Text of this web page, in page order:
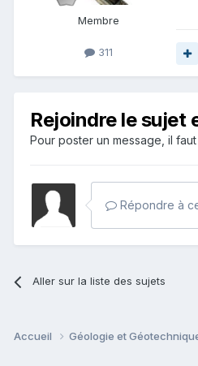
Membre
311
Rejoindre le sujet
Pour poster un message, il
Répondre à
Aller sur la liste des sujets
Accueil Géologie et